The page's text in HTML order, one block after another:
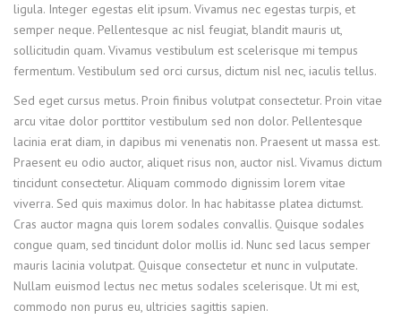
ligula. Integer egestas elit ipsum. Vivamus nec egestas turpis, et
semper neque. Pellentesque ac nisl feugiat, blandit mauris ut,
sollicitudin quam. Vivamus vestibulum est scelerisque mi tempus
fermentum. Vestibulum sed orci cursus, dictum nisl nec, iaculis tellus.
Sed eget cursus metus. Proin finibus volutpat consectetur. Proin vitae
arcu vitae dolor porttitor vestibulum sed non dolor. Pellentesque
lacinia erat diam, in dapibus mi venenatis non. Praesent ut massa est.
Praesent eu odio auctor, aliquet risus non, auctor nisl. Vivamus dictum
tincidunt consectetur. Aliquam commodo dignissim lorem vitae
viverra. Sed quis maximus dolor. In hac habitasse platea dictumst.
Cras auctor magna quis lorem sodales convallis. Quisque sodales
congue quam, sed tincidunt dolor mollis id. Nunc sed lacus semper
mauris lacinia volutpat. Quisque consectetur et nunc in vulputate.
Nullam euismod lectus nec metus sodales scelerisque. Ut mi est,
commodo non purus eu, ultricies sagittis sapien.